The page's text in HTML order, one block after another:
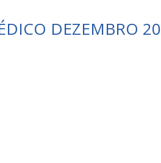
DEZEMBRO